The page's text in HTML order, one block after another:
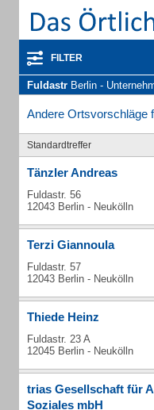
FILTER
Fuldastr Berlin - Unternehmen
Andere Ortsvorschläge
Standardtreffer
Tänzler Andreas
Fuldastr. 56
12043 Berlin - Neukölln
Terzi Giannoula
Fuldastr. 57
12043 Berlin - Neukölln
Thiede Heinz
Fuldastr. 23 A
12045 Berlin - Neukölln
trias Gesellschaft für
Soziales mbH